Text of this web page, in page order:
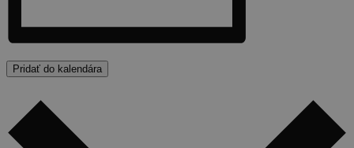
Pridať do kalendára